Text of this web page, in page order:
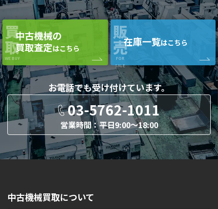
買
取
WE BUY
中古機械の
買取査定はこちら
販
売
FOR
SALE
在庫一覧はこちら
お電話でも受け付けています。
03-5762-1011
営業時間：平日9:00〜18:00
中古機械買取について